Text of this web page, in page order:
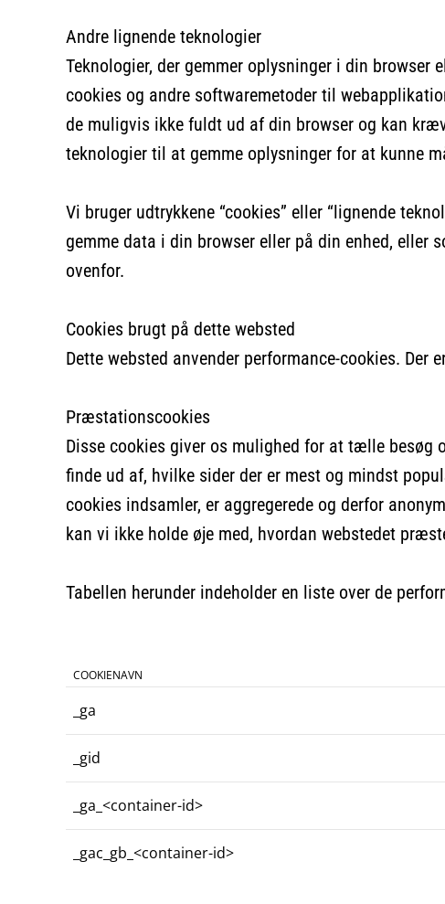
Andre lignende teknologier
Teknologier, der gemmer oplysninger i din
cookies og andre softwaremetoder til
de muligvis ikke fuldt ud af din browser og kan
teknologier til at gemme oplysninger for at kunne
Vi bruger udtrykkene “cookies” eller “lignende
gemme data i din browser eller på din enhed, eller
ovenfor.
Cookies brugt på dette websted
Dette websted anvender performance-cookies. Der
Præstationscookies
Disse cookies giver os mulighed for at tælle besøg
finde ud af, hvilke sider der er mest og mindst
cookies indsamler, er aggregerede og derfor
kan vi ikke holde øje med, hvordan webstedet
Tabellen herunder indeholder en liste over de
COOKIENAVN
_ga
_gid
_ga_<container-id>
_gac_gb_<container-id>